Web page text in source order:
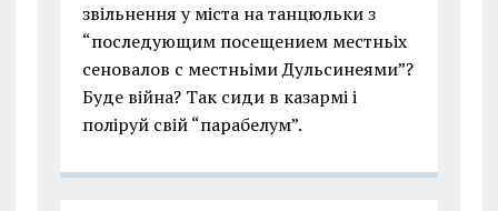
звільнення у міста на танцюльки з
“последующим посещением местньіх
сеновалов с местньіми Дульсинеями”?
Буде війна? Так сиди в казармі і
поліруй свій “парабелум”.